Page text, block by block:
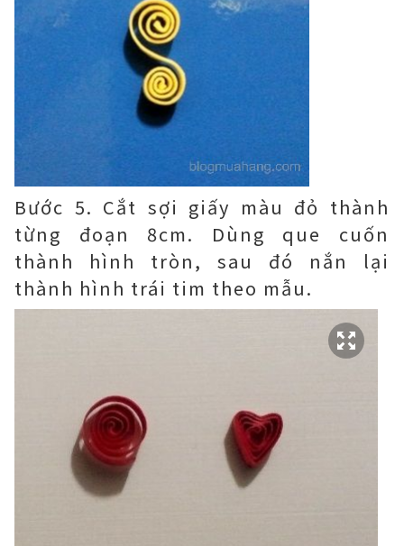
Bước 5. Cắt sợi giấy màu đỏ thành
từng đoạn 8cm. Dùng que cuốn
thành hình tròn, sau đó nắn lại
thành hình trái tim theo mẫu.